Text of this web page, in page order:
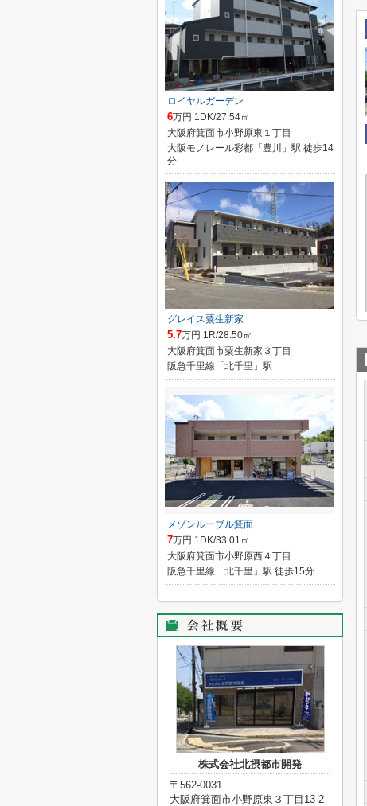
ロイヤルガーデン
6万円 1DK/27.54㎡
大阪府箕面市小野原東１丁目
大阪モノレール彩都「豊川」駅 徒歩14
分
グレイス粟生新家
5.7万円 1R/28.50㎡
大阪府箕面市粟生新家３丁目
阪急千里線「北千里」駅
メゾンルーブル箕面
7万円 1DK/33.01㎡
大阪府箕面市小野原西４丁目
阪急千里線「北千里」駅 徒歩15分
株式会社北摂都市開発
〒562-0031
大阪府箕面市小野原東３丁目13-2